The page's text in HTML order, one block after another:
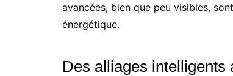
avancées, bien que peu visibles,
énergétique.
Des alliages intelligents